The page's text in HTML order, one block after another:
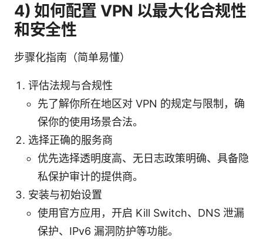
4) 如何配置 VPN 以最大化合规性
和安全性
步骤化指南（简单易懂）
评估法规与合规性
先了解你所在地区对 VPN 的规定与限制，确
保你的使用场景合法。
选择正确的服务商
优先选择透明度高、无日志政策明确、具备隐
私保护审计的提供商。
安装与初始设置
使用官方应用，开启 Kill Switch、DNS 泄漏
保护、IPv6 漏洞防护等功能。